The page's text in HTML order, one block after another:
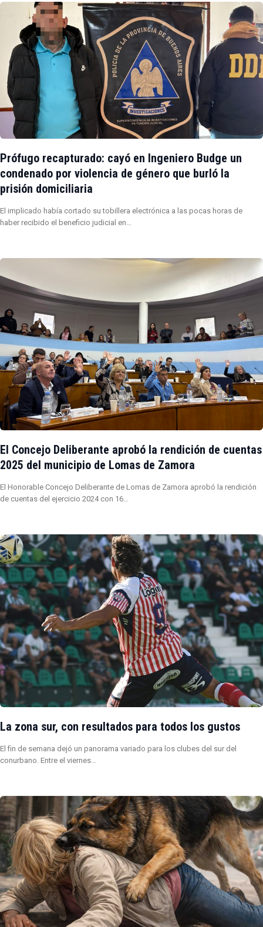
Prófugo recapturado: cayó en Ingeniero Budge un
condenado por violencia de género que burló la
prisión domiciliaria
El implicado había cortado su tobillera electrónica a las pocas horas de
haber recibido el beneficio judicial en…
El Concejo Deliberante aprobó la rendición de cuentas
2025 del municipio de Lomas de Zamora
El Honorable Concejo Deliberante de Lomas de Zamora aprobó la rendición
de cuentas del ejercicio 2024 con 16…
La zona sur, con resultados para todos los gustos
El fin de semana dejó un panorama variado para los clubes del sur del
conurbano. Entre el viernes…